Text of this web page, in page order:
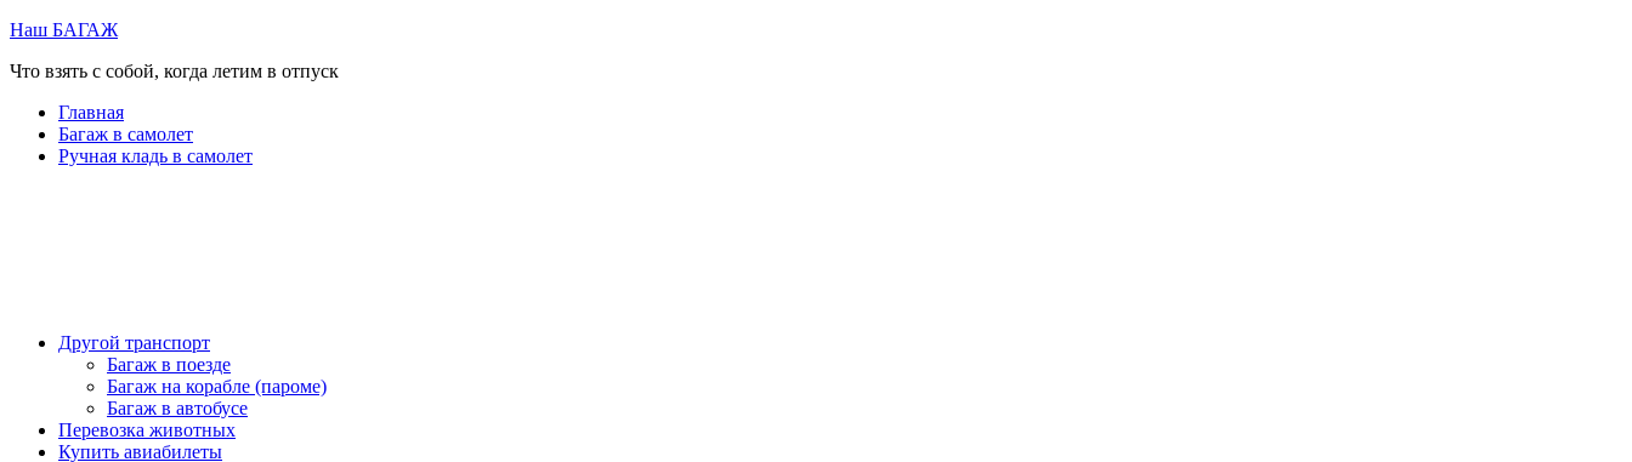
Перейти
содержимому
Наш БАГАЖ
Что взять с собой, когда летим в отпуск
Главная
Багаж в самолет
Ручная кладь в самолет
Другой транспорт
Багаж в поезде
Багаж на корабле (пароме)
Багаж в автобусе
Перевозка животных
Купить авиабилеты